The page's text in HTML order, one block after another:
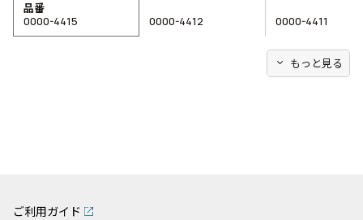
品番
0000-4415
0000-4412 0000-4411
expand_more もっと見る
ご利用ガイド